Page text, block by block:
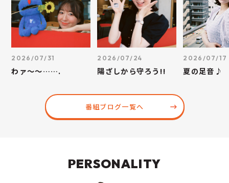
2026/07/31
わァ～～…….
2026/07/24
陽ざしから守ろう!!
2026/07/17
夏の足音♪
番組ブログ一覧へ
PERSONALITY